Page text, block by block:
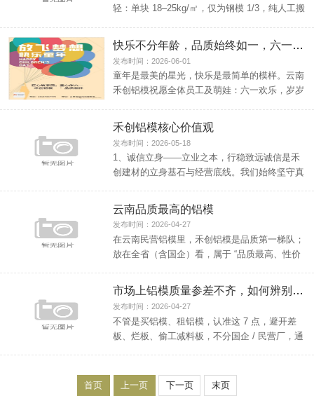
轻：单块 18–25kg/㎡，仅为钢模 1/3，纯人工搬
快乐不分年龄，品质始终如一，六一选铝模，就找云南禾创！
发布时间：2026-06-01
童年是最美的星光，快乐是最简单的模样。云南
禾创铝模祝愿全体员工及萌娃：六一欢乐，岁岁
禾创铝模核心价值观
发布时间：2026-05-18
1、诚信立身——立业之本，行稳致远诚信是禾
创建材的立身基石与经营底线。我们始终坚守真
云南品质最高的铝模
发布时间：2026-04-27
在云南民营铝模里，禾创铝模是品质第一梯队；
放在全省（含国企）看，属于 “品质最高、性价
市场上铝模质量参差不齐，如何辨别好的铝模
发布时间：2026-04-27
不管是买铝模、租铝模，认准这 7 点，避开差
板、烂板、偷工减料板，不分国企 / 民营厂，通
首页 上一页 下一页 末页